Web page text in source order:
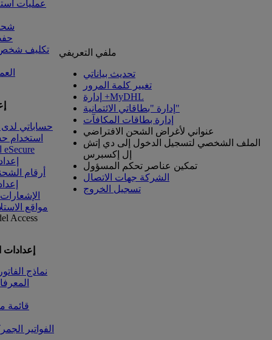
عمليات
تكليف شخص
حساباتي
استخدام
الوصول إلى eSecure
أرقام
مواقع
Access
نماذج
قائمة
الفواتير
ملفي التعريفي
تحديث بياناتي
تغيير كلمة المرور
إدارة +MyDHL
إدارة "بطاقاتي الائتمانية"
إدارة بطاقات المكافآت
عنواني لأغراض الشحن الافتراضي
الملف الشخصي لتسجيل الدخول إلى دي إتش
إل إكسبرس
تمكين عناصر تحكم المسؤول
الشركة جهات الاتصال
تسجيل الخروج